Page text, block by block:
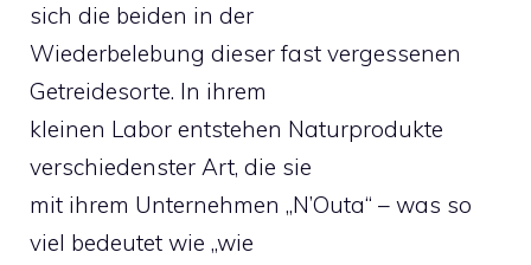
sich die beiden in der
Wiederbelebung dieser fast vergessenen
Getreidesorte. In ihrem
kleinen Labor entstehen Naturprodukte
verschiedenster Art, die sie
mit ihrem Unternehmen „N’Outa“ – was so
viel bedeutet wie „wie